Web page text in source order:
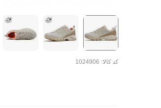
کد کالا: 1024906